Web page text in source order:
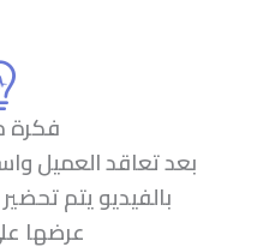
فكرة
بعد تعاقد العميل
بالفيديو يتم
عرضها